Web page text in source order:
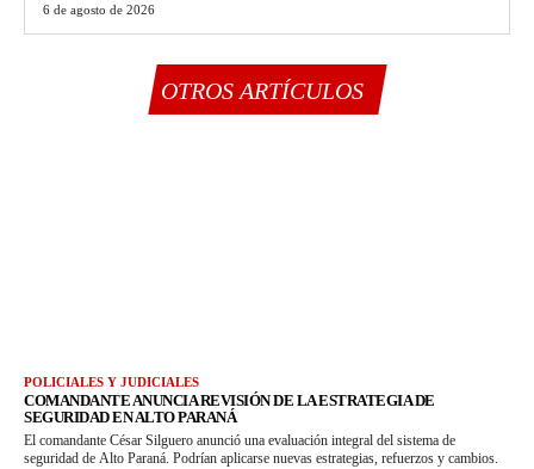
6 de agosto de 2026
OTROS ARTÍCULOS
POLICIALES Y JUDICIALES
COMANDANTE ANUNCIA REVISIÓN DE LA ESTRATEGIA DE
SEGURIDAD EN ALTO PARANÁ
El comandante César Silguero anunció una evaluación integral del sistema de
seguridad de Alto Paraná. Podrían aplicarse nuevas estrategias, refuerzos y cambios.